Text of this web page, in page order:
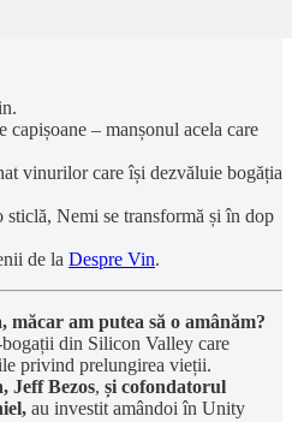
– manșonul acela care
vinurilor care își dezvăluie bogăția
Nemi se transformă și în dop
de la Despre Vin.
măcar am putea să o amânăm?
din Silicon Valley care
privind prelungirea vieții.
Jeff Bezos, și cofondatorul
au investit amândoi în Unity